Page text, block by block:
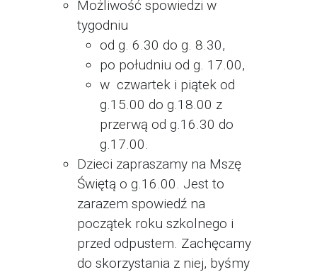
Możliwość spowiedzi w
tygodniu
od g. 6.30 do g. 8.30,
po południu od g. 17.00,
w czwartek i piątek od
g.15.00 do g.18.00 z
przerwą od g.16.30 do
g.17.00.
Dzieci zapraszamy na Mszę
Świętą o g.16.00. Jest to
zarazem spowiedź na
początek roku szkolnego i
przed odpustem. Zachęcamy
do skorzystania z niej, byśmy